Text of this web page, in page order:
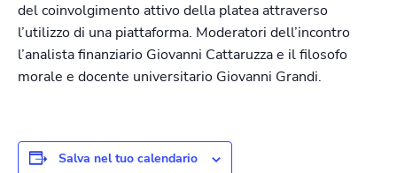
del coinvolgimento attivo della platea attraverso
l’utilizzo di una piattaforma. Moderatori dell’incontro
l’analista finanziario Giovanni Cattaruzza e il filosofo
morale e docente universitario Giovanni Grandi.
Salva nel tuo calendario